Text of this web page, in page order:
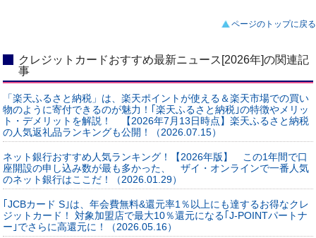
ページのトップに戻る
クレジットカードおすすめ最新ニュース[2026年]の関連記
事
「楽天ふるさと納税」は、楽天ポイントが使える＆楽天市場での買い
物のように寄付できるのが魅力！｢楽天ふるさと納税｣の特徴やメリッ
ト・デメリットを解説！ 【2026年7月13日時点】楽天ふるさと納税
の人気返礼品ランキングも公開！（2026.07.15）
ネット銀行おすすめ人気ランキング！【2026年版】 この1年間で口
座開設の申し込み数が最も多かった、 ザイ・オンラインで一番人気
のネット銀行はここだ！（2026.01.29）
｢JCBカード S｣は、年会費無料&還元率1％以上にも達するお得なクレ
ジットカード！ 対象加盟店で最大10％還元になる｢J-POINTパートナ
ー｣でさらに高還元に！（2026.05.16）